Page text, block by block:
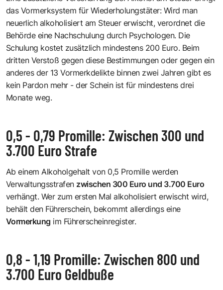
das Vormerksystem für Wiederholungstäter: Wird man
neuerlich alkoholisiert am Steuer erwischt, verordnet die
Behörde eine Nachschulung durch Psychologen. Die
Schulung kostet zusätzlich mindestens 200 Euro. Beim
dritten Verstoß gegen diese Bestimmungen oder gegen ein
anderes der 13 Vormerkdelikte binnen zwei Jahren gibt es
kein Pardon mehr - der Schein ist für mindestens drei
Monate weg.
0,5 - 0,79 Promille: Zwischen 300 und
3.700 Euro Strafe
Ab einem Alkoholgehalt von 0,5 Promille werden
Verwaltungsstrafen zwischen 300 Euro und 3.700 Euro
verhängt. Wer zum ersten Mal alkoholisiert erwischt wird,
behält den Führerschein, bekommt allerdings eine
Vormerkung im Führerscheinregister.
0,8 - 1,19 Promille: Zwischen 800 und
3.700 Euro Geldbuße